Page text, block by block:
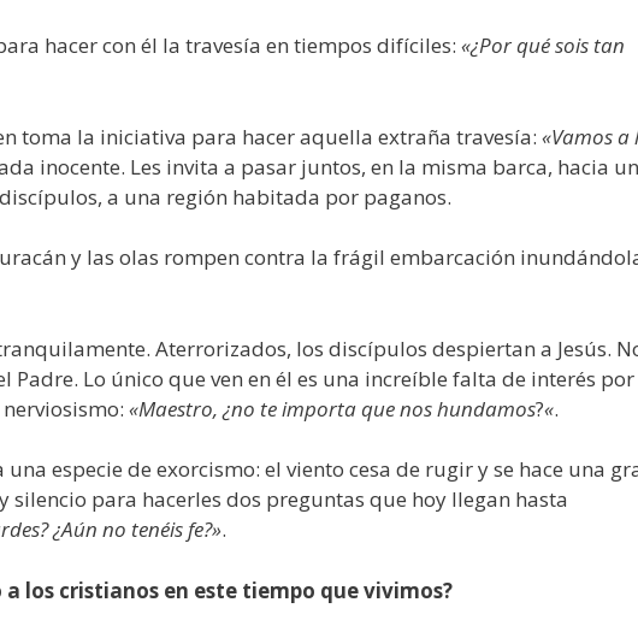
hacer con él la travesía en tiempos difíciles: «¿Por qué sois tan
toma la iniciativa para hacer aquella extraña travesía: «Vamos a
inocente. Les invita a pasar juntos, en la misma barca, hacia un
a una región habitada por paganos.
y las olas rompen contra la frágil embarcación
Aterrorizados, los discípulos despiertan a Jesús.
Padre. Lo único que ven en él es una increíble falta de interés por
«Maestro, ¿no te importa que nos hundamos?«.
especie de exorcismo: el viento cesa de rugir y se hace una
silencio para hacerles dos preguntas que hoy llegan hasta
¿Aún no tenéis fe?».
los cristianos en este tiempo que vivimos?